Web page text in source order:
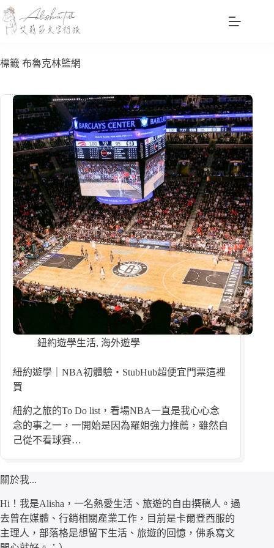
跳
至
主
內
標籤 布魯克林籃網
紐約遊學生活, 海外遊學
紐約遊學｜NBA初體驗・StubHub超便宜門票這裡
買
紐約之旅的To Do list，看場NBA一直是我心心念
念的事之一，一開始是因為羅姐強力推薦，雖然自
己從不看球賽…
關於我...
Hi！我是Alisha，一名熱愛生活、旅遊的自由撰稿人。過
去曾在媒體、行銷相關產業工作，目前是卡爾登西服的
主理人，部落格是想留下生活、旅遊的回憶，佛系寫文